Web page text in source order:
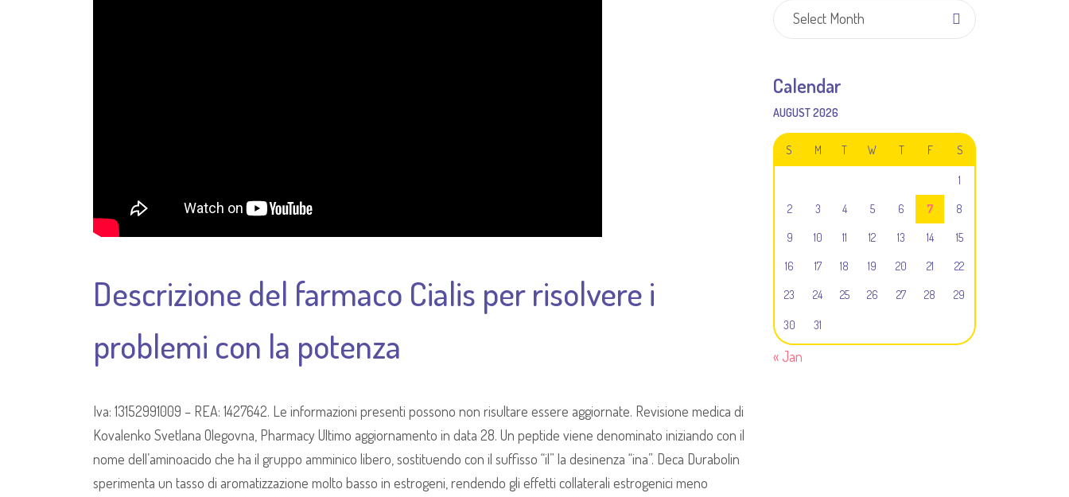
Descrizione del farmaco Cialis per risolvere i
problemi con la potenza
Iva: 13152991009 – REA: 1427642. Le informazioni presenti possono non risultare essere aggiornate. Revisione medica di
Kovalenko Svetlana Olegovna, Pharmacy Ultimo aggiornamento in data 28. Un peptide viene denominato iniziando con il
nome dell’aminoacido che ha il gruppo amminico libero, sostituendo con il suffisso “il” la desinenza “ina”. Deca Durabolin
sperimenta un tasso di aromatizzazione molto basso in estrogeni, rendendo gli effetti collaterali estrogenici meno
ArchiveSelect Month
Calendar
AUGUST 2026
S M T W T F S
1
2 3 4 5 6 7 8
9 10 11 12 13 14 15
16 17 18 19 20 21 22
23 24 25 26 27 28 29
30 31
« Jan